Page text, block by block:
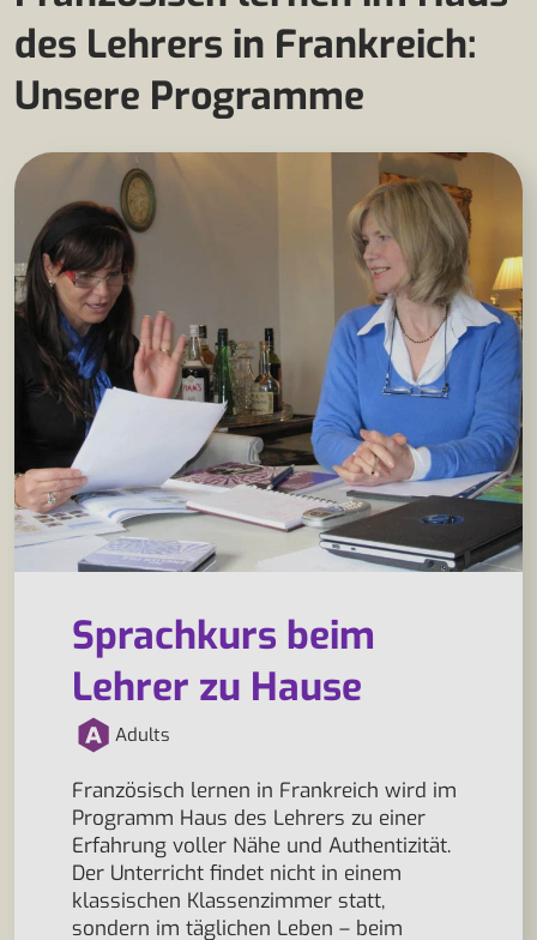
des Lehrers in Frankreich:
Unsere Programme
Sprachkurs beim
Lehrer zu Hause
Adults
Französisch lernen in Frankreich wird im
Programm Haus des Lehrers zu einer
Erfahrung voller Nähe und Authentizität.
Der Unterricht findet nicht in einem
klassischen Klassenzimmer statt,
sondern im täglichen Leben – beim